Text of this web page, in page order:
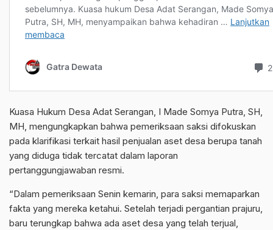
Kuasa Hukum Desa Adat Serangan, I Made Somya Putra, SH,
MH, mengungkapkan bahwa pemeriksaan saksi difokuskan
pada klarifikasi terkait hasil penjualan aset desa berupa tanah
yang diduga tidak tercatat dalam laporan
pertanggungjawaban resmi.
“Dalam pemeriksaan Senin kemarin, para saksi memaparkan
fakta yang mereka ketahui. Setelah terjadi pergantian prajuru,
baru terungkap bahwa ada aset desa yang telah terjual,